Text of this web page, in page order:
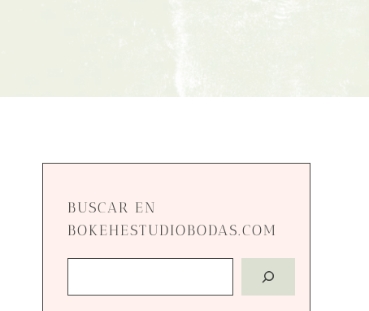
BUSCAR EN
BOKEHESTUDIOBODAS.COM